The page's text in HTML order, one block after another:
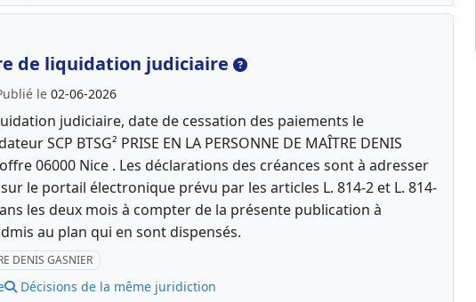
de liquidation judiciaire
le 02-06-2026
judiciaire, date de cessation des paiements le
SCP BTSG² PRISE EN LA PERSONNE DE MAÎTRE DENIS
06000 Nice . Les déclarations des créances sont à adresser
le portail électronique prévu par les articles L. 814-2 et L. 814-
les deux mois à compter de la présente publication à
au plan qui en sont dispensés.
DENIS GASNIER
Décisions de la même juridiction